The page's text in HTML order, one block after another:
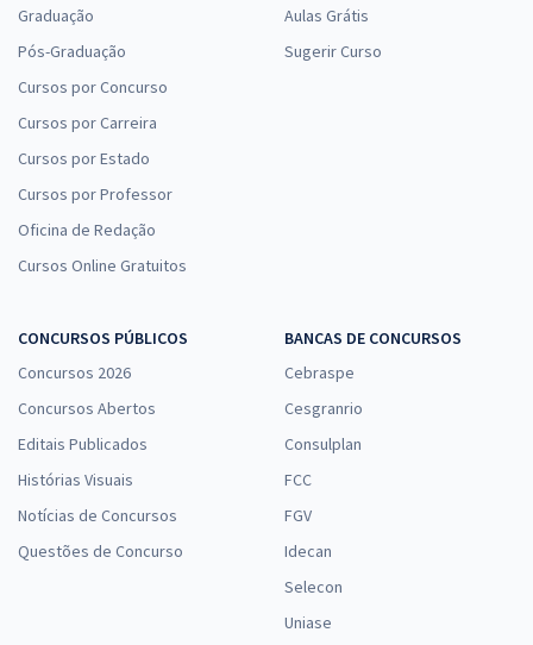
Graduação
Pós-Graduação
Cursos por Concurso
Cursos por Carreira
Cursos por Estado
Cursos por Professor
Oficina de Redação
Cursos Online Gratuitos
Aulas Grátis
Sugerir Curso
CONCURSOS PÚBLICOS
Concursos 2026
Concursos Abertos
Editais Publicados
Histórias Visuais
Notícias de Concursos
Questões de Concurso
BANCAS DE CONCURSOS
Cebraspe
Cesgranrio
Consulplan
FCC
FGV
Idecan
Selecon
Uniase